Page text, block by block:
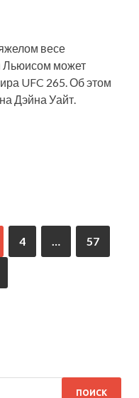
весе
Льюисом может
UFC 265. Об этом
Дэйна Уайт.
4 57